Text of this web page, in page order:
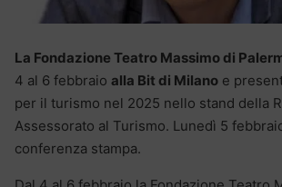
La Fondazione Teatro Massimo di
4 al 6 febbraio alla Bit di Milano e
per il turismo nel 2025 nello stand della
Assessorato al Turismo. Lunedì 5
conferenza stampa.